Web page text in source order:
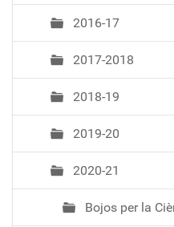
a
2016-17
2017-2018
2018-19
2019-20
2020-21
Bojos per la